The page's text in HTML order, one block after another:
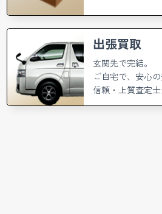
出張買取
玄関先で完結。
ご自宅で、安心の
信頼・上質査定士